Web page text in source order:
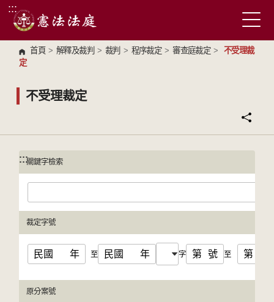
跳到主要內容區塊
:::
首頁 > 解釋及裁判 > 裁判 > 程序裁定 > 審查庭裁定 >
不受理裁
定
不受理裁定
:::
:::關鍵字檢索
裁定字號
民國 年 至 民國 年 字 第 號 至 第
原分案號